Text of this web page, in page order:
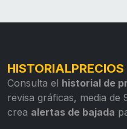
HISTORIALPRECIOS
Consulta el historial de
revisa gráficas, media de
crea alertas de bajada